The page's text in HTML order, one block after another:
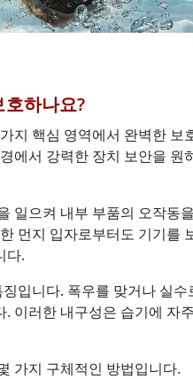
하나요?
지 핵심 영역에서 완벽한 보
에서 강력한 장치 보안을 원
일으켜 내부 부품의 오작동
먼지 입자로부터도 기기를
다.
입니다. 폭우를 맞거나 실수
이러한 내구성은 습기에 자
가지 구체적인 방법입니다.